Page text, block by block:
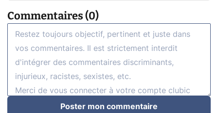
Commentaires (0)
Poster mon commentaire